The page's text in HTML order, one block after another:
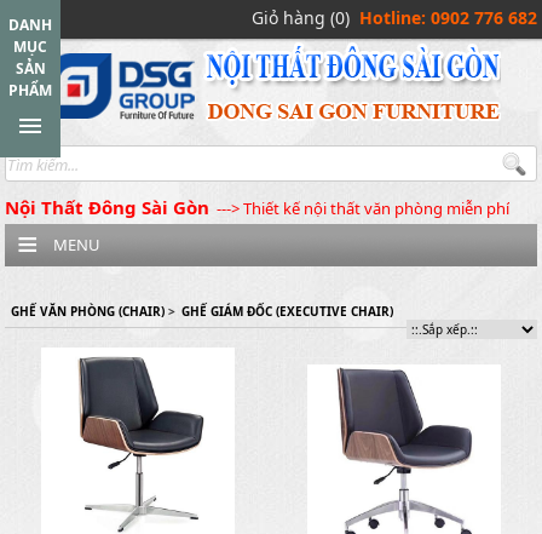
Giỏ hàng (0) Hotline: 0902 776 682
Nội Thất Đông Sài Gòn ---> Thiết kế nội thất văn phòng miễn phí
DANH
MỤC
SẢN
PHẨM
MENU
GHẾ VĂN PHÒNG (CHAIR) > GHẾ GIÁM ĐỐC (EXECUTIVE CHAIR)